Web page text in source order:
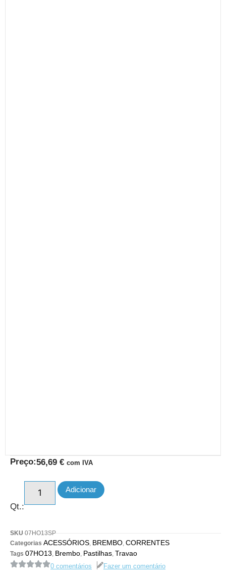
Preço:56,69 € com IVA
Qt.:
Adicionar
SKU 07HO13SP
Categorias ACESSÓRIOS, BREMBO, CORRENTES
Tags 07HO13, Brembo, Pastilhas, Travao
0 comentários Fazer um comentário